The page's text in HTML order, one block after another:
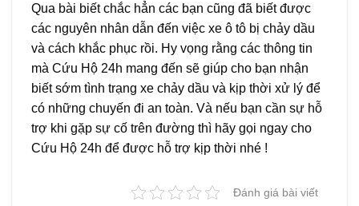
Qua bài biết chắc hẳn các bạn cũng đã biết được
các nguyên nhân dẫn đến việc xe ô tô bị chảy dầu
và cách khắc phục rồi. Hy vọng rằng các thông tin
mà Cứu Hộ 24h mang đến sẽ giúp cho bạn nhận
biết sớm tình trạng xe chảy dầu và kịp thời xử lý để
có những chuyến đi an toàn. Và nếu bạn cần sự hỗ
trợ khi gặp sự cố trên đường thì hãy gọi ngay cho
Cứu Hộ 24h để được hỗ trợ kịp thời nhé !
Đánh giá bài viết